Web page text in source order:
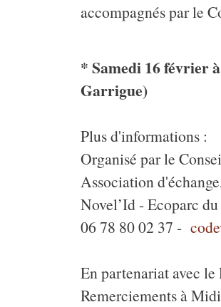
accompagnés par le
* Samedi 16 février
Garrigue)
Plus d'informations :
Organisé par le
Association
Novel’Id - Ecoparc
06 78 80 02 37 -
En partenariat avec
Remerciements à